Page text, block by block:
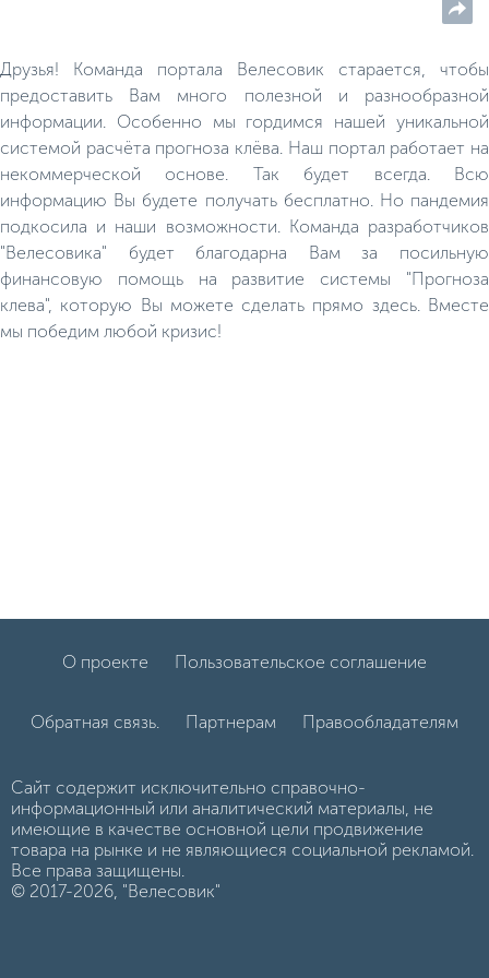
Друзья! Команда портала Велесовик старается, чтобы
предоставить Вам много полезной и разнообразной
информации. Особенно мы гордимся нашей уникальной
системой расчёта прогноза клёва. Наш портал работает на
некоммерческой основе. Так будет всегда. Всю
информацию Вы будете получать бесплатно. Но пандемия
подкосила и наши возможности. Команда разработчиков
"Велесовика" будет благодарна Вам за посильную
финансовую помощь на развитие системы "Прогноза
клева", которую Вы можете сделать прямо здесь. Вместе
мы победим любой кризис!
О проекте Пользовательское соглашение
Обратная связь. Партнерам Правообладателям
Сайт содержит исключительно справочно-
информационный или аналитический материалы, не
имеющие в качестве основной цели продвижение
товара на рынке и не являющиеся социальной рекламой.
Все права защищены.
© 2017-2026, "Велесовик"